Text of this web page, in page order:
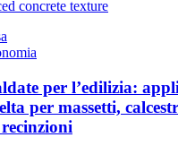
per l’edilizia:
per massetti,